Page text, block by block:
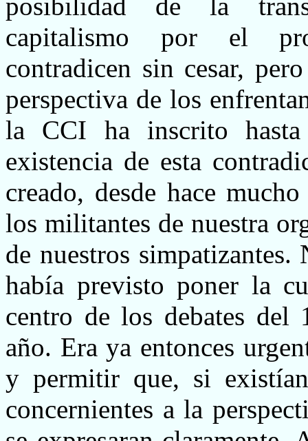
capitalismo por el
contradicen sin cesar,
perspectiva de los
la CCI ha inscrito
existencia de esta
creado, desde hace
los militantes de nuestra
de nuestros
había previsto poner la
centro de los debates del
año. Era ya entonces
y permitir que, si
concernientes a la